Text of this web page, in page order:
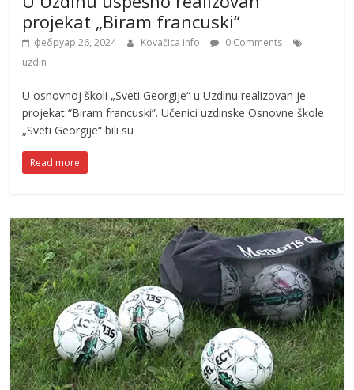
projekat „Biram francuski“
фебруар 26, 2024 Kovačica info
0 Comments
uzdin
U osnovnoj školi „Sveti Georgije“ u Uzdinu realizovan je
projekat “Biram francuski”. Učenici uzdinske Osnovne škole
„Sveti Georgije“ bili su
Read more